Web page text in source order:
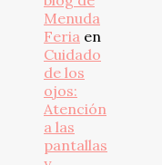
Menuda
Feria en
Cuidado
de los
ojos:
Atención
a las
pantallas